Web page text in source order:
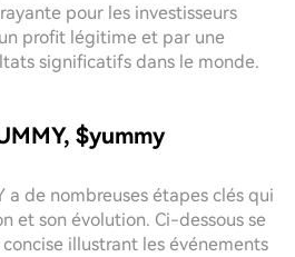
pour les investisseurs
profit légitime et par une
significatifs dans le monde.
$yummy
a de nombreuses étapes clés qui
et son évolution. Ci-dessous se
illustrant les événements